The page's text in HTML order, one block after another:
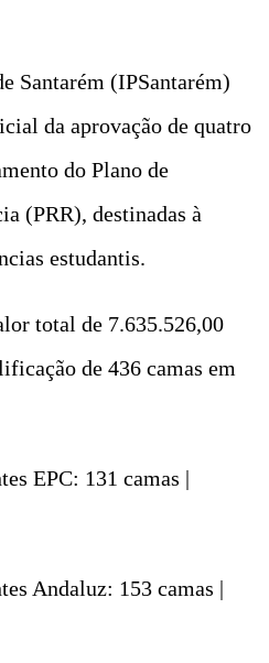
Santarém (IPSantarém)
da aprovação de quatro
do Plano de
(PRR), destinadas à
estudantis.
total de 7.635.526,00
de 436 camas em
EPC: 131 camas |
Andaluz: 153 camas |